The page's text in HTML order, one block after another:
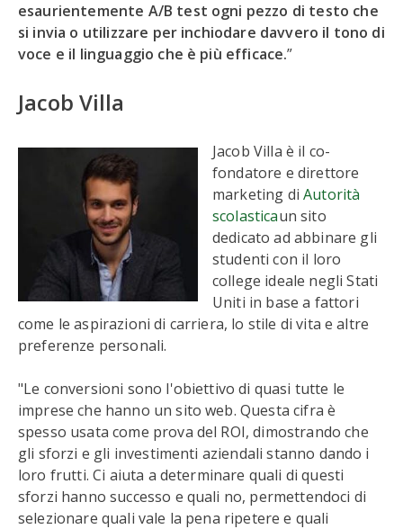
esaurientemente A/B test ogni pezzo di testo che
si invia o utilizzare per inchiodare davvero il tono di
voce e il linguaggio che è più efficace.”
Jacob Villa
Jacob Villa è il co-
fondatore e direttore
marketing diAutorità
scolasticaun sito
dedicato ad abbinare gli
studenti con il loro
college ideale negli Stati
Uniti in base a fattori
come le aspirazioni di carriera, lo stile di vita e altre
preferenze personali.
"Le conversioni sono l'obiettivo di quasi tutte le
imprese che hanno un sito web. Questa cifra è
spesso usata come prova del ROI, dimostrando che
gli sforzi e gli investimenti aziendali stanno dando i
loro frutti. Ci aiuta a determinare quali di questi
sforzi hanno successo e quali no, permettendoci di
selezionare quali vale la pena ripetere e quali